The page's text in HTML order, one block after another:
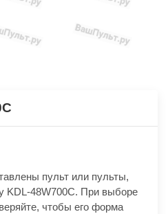
пульт или пульты,
KDL-48W700C. При выборе
чтобы его форма